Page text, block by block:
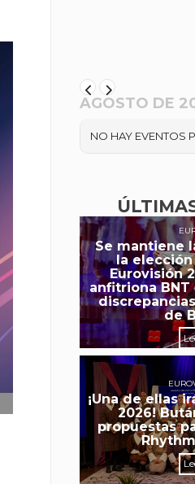
AGOSTO DE
NO HAY EVENTOS
Se mantiene
la
Eurovisión
anfitriona
de
¡Una de ellas
2026!
propuestas